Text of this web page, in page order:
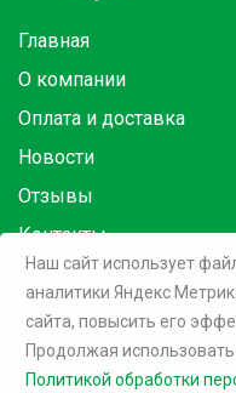
Главная
О компании
Оплата и доставка
Новости
Отзывы
Контакты
Товары в розницу на
©2026 Терри Голд
Наш сайт использует
аналитики Яндекс
сайта, повысить его
Продолжая использовать
Политикой обработки